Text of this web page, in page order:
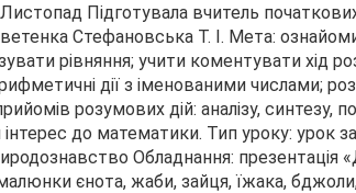
Підготувала вчитель
Стефановська Т. І. Мета:
рівняння; учити коментувати хід
дії з іменованими числами;
розумових дій: аналізу, синтезу,
до математики. Тип уроку: урок
Обладнання: презентація
єнота, жаби, зайця, їжака,